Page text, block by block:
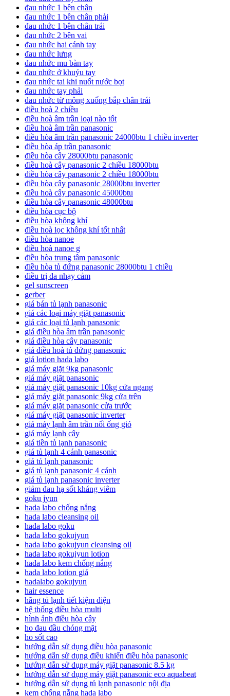
đau nhức 1 bên chân
đau nhức 1 bên chân phải
đau nhức 1 bên chân trái
đau nhức 2 bên vai
đau nhức hai cánh tay
đau nhức lưng
đau nhức mu bàn tay
đau nhức ở khuỷu tay
đau nhức tai khi nuốt nước bọt
đau nhức tay phải
đau nhức từ mông xuống bắp chân trái
điều hoà 2 chiều
điều hoà âm trần loại nào tốt
điều hoà âm trần panasonic
điều hòa âm trần panasonic 24000btu 1 chiều inverter
điều hòa áp trần panasonic
điều hòa cây 28000btu panasonic
điều hoà cây panasonic 2 chiều 18000btu
điều hòa cây panasonic 2 chiều 18000btu
điều hòa cây panasonic 28000btu inverter
điều hoà cây panasonic 45000btu
điều hòa cây panasonic 48000btu
điều hòa cục bộ
điều hòa không khí
điều hoà lọc không khí tốt nhất
điều hòa nanoe
điều hoà nanoe g
điều hòa trung tâm panasonic
điều hòa tủ đứng panasonic 28000btu 1 chiều
điều trị da nhạy cảm
gel sunscreen
gerber
giá bán tủ lạnh panasonic
giá các loại máy giặt panasonic
giá các loại tủ lạnh panasonic
giá điều hòa âm trần panasonic
giá điều hòa cây panasonic
giá điều hoà tủ đứng panasonic
giá lotion hada labo
giá máy giặt 9kg panasonic
giá máy giặt panasonic
giá máy giặt panasonic 10kg cửa ngang
giá máy giặt panasonic 9kg cửa trên
giá máy giặt panasonic cửa trước
giá máy giặt panasonic inverter
giá máy lạnh âm trần nối ống gió
giá máy lạnh cây
giá tiền tủ lạnh panasonic
giá tủ lạnh 4 cánh panasonic
giá tủ lạnh panasonic
giá tủ lạnh panasonic 4 cánh
giá tủ lạnh panasonic inverter
giảm đau hạ sốt kháng viêm
goku jyun
hada labo chống nắng
hada labo cleansing oil
hada labo goku
hada labo gokujyun
hada labo gokujyun cleansing oil
hada labo gokujyun lotion
hada labo kem chống nắng
hada labo lotion giá
hadalabo gokujyun
hair essence
hãng tủ lạnh tiết kiệm điện
hệ thống điều hòa multi
hình ảnh điều hòa cây
ho đau đầu chóng mặt
ho sốt cao
hướng dẫn sử dụng điều hòa panasonic
hướng dẫn sử dụng điều khiển điều hòa panasonic
hướng dẫn sử dụng máy giặt panasonic 8.5 kg
hướng dẫn sử dụng máy giặt panasonic eco aquabeat
hướng dẫn sử dụng tủ lạnh panasonic nội địa
kem chống nắng hada labo